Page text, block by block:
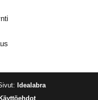
Idealabra
Käyttöehdot